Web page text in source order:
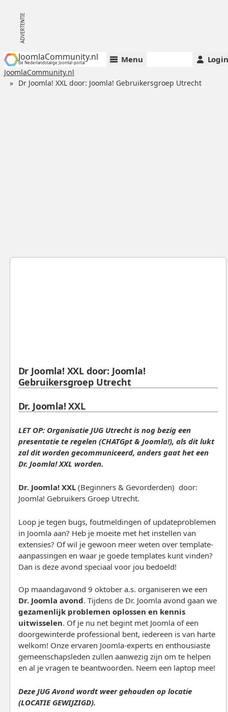
JoomlaCommunity.nl
de Nederlandstalige Joomla!-portal Menu Login
JoomlaCommunity.nl
Dr Joomla! XXL door: Joomla! Gebruikersgroep Utrecht
Dr Joomla! XXL door: Joomla!
Gebruikersgroep Utrecht
Dr. Joomla! XXL
LET OP: Organisatie JUG Utrecht is nog bezig een
presentatie te regelen (CHATGpt & Joomla!), als dit lukt
zal dit worden gecommuniceerd, anders gaat het een
Dr. Joomla! XXL worden.
Dr. Joomla! XXL (Beginners & Gevorderden) door:
Joomla! Gebruikers Groep Utrecht.
Loop je tegen bugs, foutmeldingen of updateproblemen
in Joomla aan? Heb je moeite met het instellen van
extensies? Of wil je gewoon meer weten over template-
aanpassingen en waar je goede templates kunt vinden?
Dan is deze avond speciaal voor jou bedoeld!
Op maandagavond 9 oktober a.s. organiseren we een
Dr. Joomla avond. Tijdens de Dr. Joomla avond gaan we
gezamenlijk problemen oplossen en kennis
uitwisselen. Of je nu net begint met Joomla of een
doorgewinterde professional bent, iedereen is van harte
welkom! Onze ervaren Joomla-experts en enthousiaste
gemeenschapsleden zullen aanwezig zijn om te helpen
en al je vragen te beantwoorden. Neem een laptop mee!
Deze JUG Avond wordt weer gehouden op locatie
(LOCATIE GEWIJZIGD).